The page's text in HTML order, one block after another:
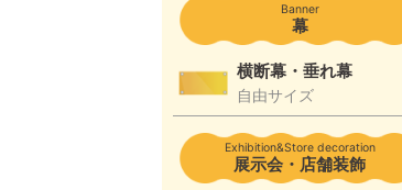
Banner
幕
横断幕・垂れ幕
自由サイズ
Exhibition&Store decoration
展示会・店舗装飾